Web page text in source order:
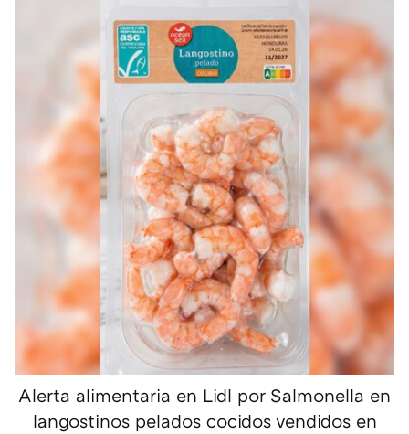
Alerta alimentaria en Lidl por Salmonella en
langostinos pelados cocidos vendidos en